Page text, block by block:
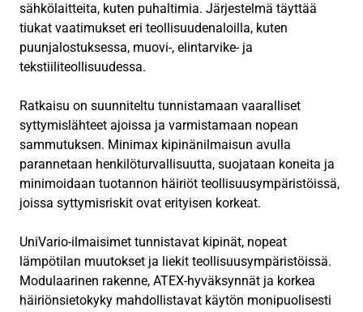
sähkölaitteita, kuten puhaltimia. Järjestelmä täyttää
tiukat vaatimukset eri teollisuudenaloilla, kuten
puunjalostuksessa, muovi-, elintarvike- ja
tekstiiliteollisuudessa.
Ratkaisu on suunniteltu tunnistamaan vaaralliset
syttymislähteet ajoissa ja varmistamaan nopean
sammutuksen. Minimax kipinänilmaisun avulla
parannetaan henkilöturvallisuutta, suojataan koneita ja
minimoidaan tuotannon häiriöt teollisuusympäristöissä,
joissa syttymisriskit ovat erityisen korkeat.
UniVario-ilmaisimet tunnistavat kipinät, nopeat
lämpötilan muutokset ja liekit teollisuusympäristöissä.
Modulaarinen rakenne, ATEX-hyväksynnät ja korkea
häiriönsietokyky mahdollistavat käytön monipuolisesti